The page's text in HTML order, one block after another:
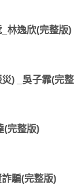
林逸欣(完整版)
) _吳子霏(完整
(完整版)
騙(完整版)